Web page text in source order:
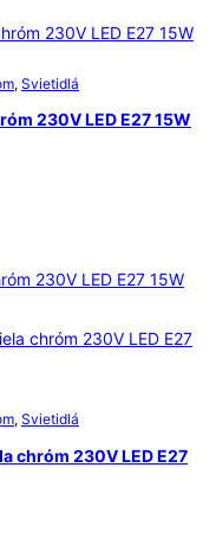
, Svietidlá
230V LED E27 15W
, Svietidlá
chróm 230V LED E27